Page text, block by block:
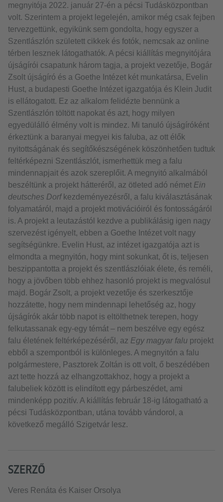
megnyitója 2022. január 27-én a pécsi Tudásközpontban
volt. Szerintem a projekt legelején, amikor még csak fejben
tervezgettünk, egyikünk sem gondolta, hogy egyszer a
Szentlászlón született cikkek és fotók, nemcsak az online
térben lesznek látogathatók. A pécsi kiállítás megnyitójára
újságírói csapatunk három tagja, a projekt vezetője, Bogár
Zsolt újságíró és a Goethe Intézet két munkatársa, Evelin
Hust, a budapesti Goethe Intézet igazgatója és Klein Judit
is ellátogatott. Ez az alkalom felidézte bennünk a
Szentlászlón töltött napokat és azt, hogy milyen
egyedülálló élmény volt is mindez. Mi tanuló újságíróként
érkeztünk a baranyai megyei kis faluba, az ott élők
nyitottságának és segítőkészségének köszönhetően tudtuk
feltérképezni Szentlászlót, ismerhettük meg a falu
mindennapjait és azok szereplőit. A megnyitó alkalmából
beszéltünk a projekt hátteréről, az ötleted adó német Ein
deutsches Dorfkezdeményezésről, a falu kiválasztásának
folyamatáról, majd a projekt motivációiról és fontosságáról
is. A projekt a leutazástól kezdve a publikálásig igen nagy
szervezést igényelt, ebben a Goethe Intézet volt nagy
segítségünkre. Evelin Hust, az intézet igazgatója azt is
elmondta a megnyitón, hogy mint sokunkat, őt is, teljesen
beszippantotta a projekt és szentlászlóiak élete, és reméli,
hogy a jövőben több ehhez hasonló projekt is megvalósul
majd. Bogár Zsolt, a projekt vezetője és szerkesztője
hozzátette, hogy nem mindennapi lehetőség az, hogy
újságírók akár több napot is eltölthetnek terepen, hogy
felkutassanak egy-egy témát – nem beszélve egy egész
falu életének feltérképezéséről, az Egy magyar falu projekt
ebből a szempontból is különleges. A megnyitón a falu
polgármestere, Pasztorek Zoltán is ott volt, ő beszédében
azt tette hozzá az elhangzottakhoz, hogy a projekt a
falubeliek között is elindított egy párbeszédet, ami
mindenképp pozitív. A kiállítás február 18-ig látogatható a
pécsi Tudásközpontban, utána tovább vándorol, a
következő megálló Szigetvár lesz.
SZERZŐ
Veres Renáta és Kaiser Orsolya